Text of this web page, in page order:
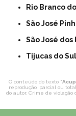
Rio Branco
São José
São José
Tijucas do Sul
O conteúdo do texto "
reprodução, parcial ou
do autor. Crime de violação